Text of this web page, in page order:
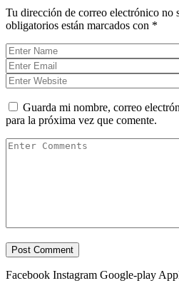
Tu dirección de correo electrónico no
obligatorios están marcados con *
Guarda mi nombre, correo
para la próxima vez que comente.
Facebook Instagram Google-play